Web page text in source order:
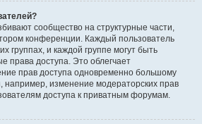
сообщество на структурные части,
конференции. Каждый пользователь
группах, и каждой группе могут быть
права доступа. Это облегчает
прав доступа одновременно большому
например, изменение модераторских прав
доступа к приватным форумам.